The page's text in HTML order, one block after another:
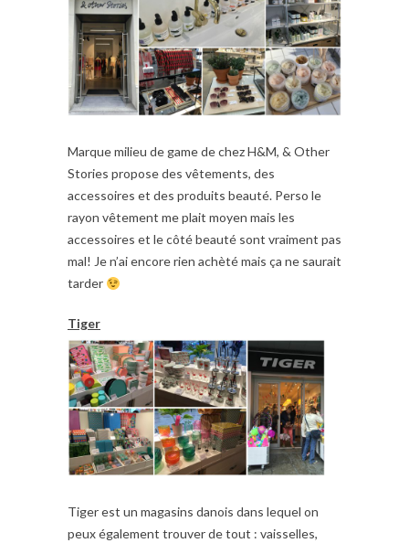
Marque milieu de game de chez H&M, & Other
Stories propose des vêtements, des
accessoires et des produits beauté. Perso le
rayon vêtement me plait moyen mais les
accessoires et le côté beauté sont vraiment pas
mal! Je n’ai encore rien achèté mais ça ne saurait
tarder
Tiger
Tiger est un magasins danois dans lequel on
peux également trouver de tout : vaisselles,